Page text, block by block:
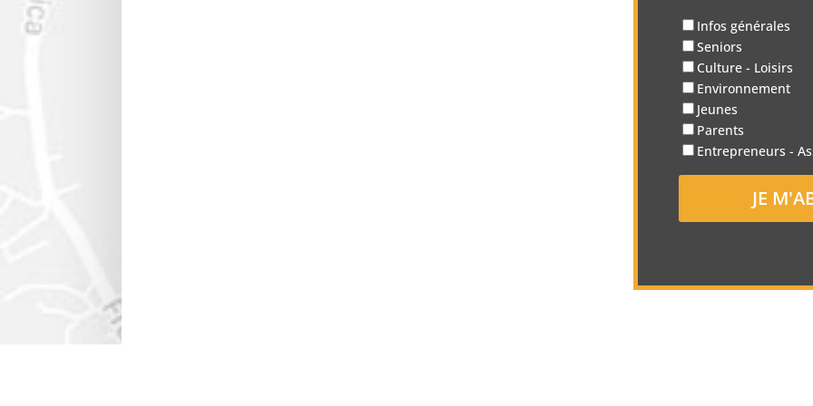
Infos générales
Seniors
Culture - Loisirs
Environnement
Jeunes
Parents
Entrepreneurs -